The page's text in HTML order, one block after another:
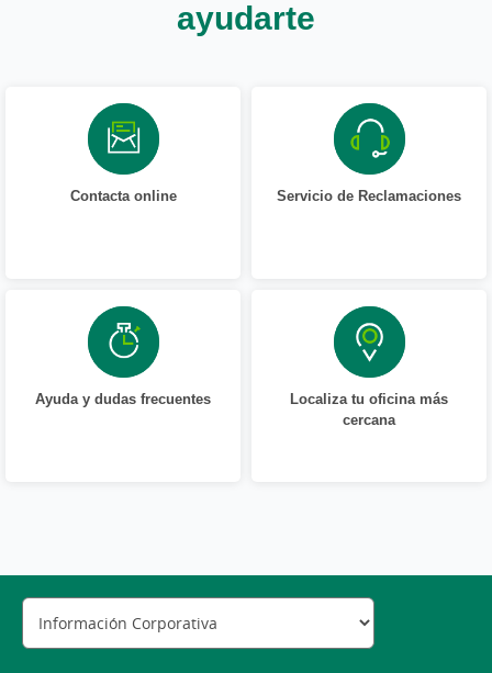
ayudarte
Contacta online Servicio de Reclamaciones
Ayuda y dudas frecuentes
Localiza tu oficina más
cercana